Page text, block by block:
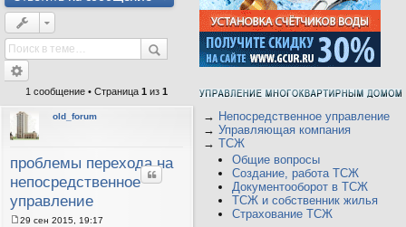
1 сообщение • Страница 1 из 1
old_forum
проблемы перехода на
непосредственное
управление
Цитата
29 сен 2015, 19:17
→ Непосредственное управление
→ Управляющая компания
→ ТСЖ
Общие вопросы
Создание, работа ТСЖ
Документооборот в ТСЖ
ТСЖ и собственник жилья
Страхование ТСЖ